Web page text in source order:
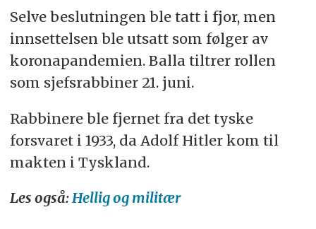
Selve beslutningen ble tatt i fjor, men
innsettelsen ble utsatt som følger av
koronapandemien. Balla tiltrer rollen
som sjefsrabbiner 21. juni.
Rabbinere ble fjernet fra det tyske
forsvaret i 1933, da Adolf Hitler kom til
makten i Tyskland.
Les også:Hellig og militær